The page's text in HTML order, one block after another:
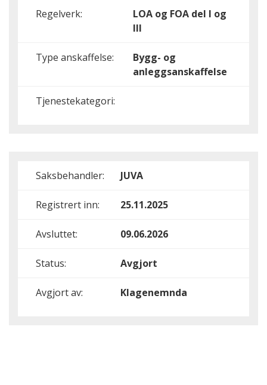
Regelverk:
LOA og FOA del I og
III
Type anskaffelse:
Bygg- og
anleggsanskaffelse
Tjenestekategori:
Saksbehandler: JUVA
Registrert inn: 25.11.2025
Avsluttet: 09.06.2026
Status: Avgjort
Avgjort av: Klagenemnda